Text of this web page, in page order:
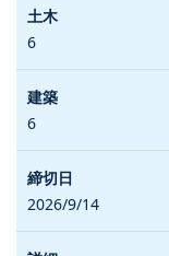
6
6
2026/9/14